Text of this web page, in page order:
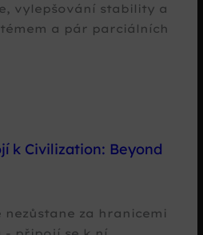
vylepšování stability a
a pár parciálních
k Civilization: Beyond
nezůstane za hranicemi